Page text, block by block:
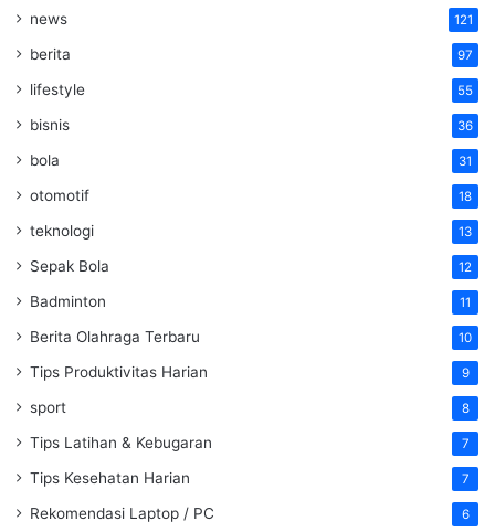
news 121
berita 97
lifestyle 55
bisnis 36
bola 31
otomotif 18
teknologi 13
Sepak Bola 12
Badminton 11
Berita Olahraga Terbaru 10
Tips Produktivitas Harian 9
sport 8
Tips Latihan & Kebugaran 7
Tips Kesehatan Harian 7
Rekomendasi Laptop / PC 6